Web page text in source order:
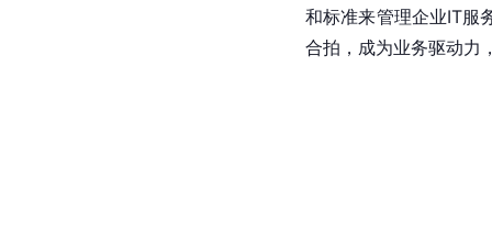
和标准来管理企业IT服
合拍，成为业务驱动力